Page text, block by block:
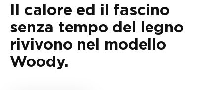
Il calore ed il fascino
senza tempo del legno
rivivono nel modello
Woody.